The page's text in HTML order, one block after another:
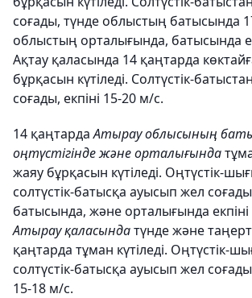
соғады, түнде облыстың батысында
облыстың орталығында, батысында
Ақтау қаласында 14 қаңтарда
бұрқасын күтіледі. Солтүстік-
соғады, екпіні 15-20 м/с.
14 қаңтардаАтырау облысының
оңтүстігінде және орталығында
жаяу бұрқасын күтіледі. Оңтүстік-
солтүстік-батысқа ауысып жел
батысында, және орталығында
Атырау қаласындатүнде және
қаңтарда тұман күтіледі. Оңтүстік-
солтүстік-батысқа ауысып жел соғады,
15-18 м/с.